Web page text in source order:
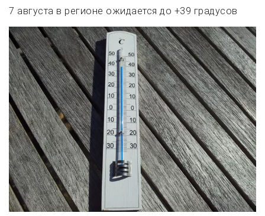
7 августа в регионе ожидается до +39 градусов